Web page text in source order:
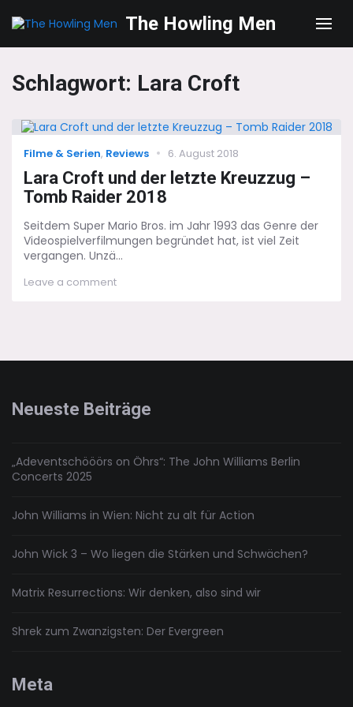
The Howling Men
Schlagwort: Lara Croft
Categories
Filme & Serien, Reviews
Posted
6. August 2018
Lara Croft und der letzte Kreuzzug –
Tomb Raider 2018
Seitdem Super Mario Bros. im Jahr 1993 das Genre der
Videospielverfilmungen begründet hat, ist viel Zeit
vergangen. Unzä...
Leave a commenton
Raider
2018
Neueste Beiträge
„Adeventschööörs on Öhrs“: The John Williams Berlin
Concerts 2025
John Williams in Wien: Nicht zu alt für Action
John Wick 3 – Wo liegen die Stärken und Schwächen?
Matrix Resurrections: Wir denken, also sind wir
Shrek zum Zwanzigsten: Der Evergreen
Meta